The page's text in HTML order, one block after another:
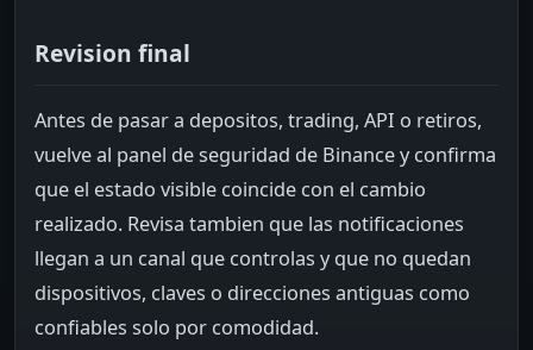
Revision final
Antes de pasar a depositos, trading, API o retiros,
vuelve al panel de seguridad de Binance y confirma
que el estado visible coincide con el cambio
realizado. Revisa tambien que las notificaciones
llegan a un canal que controlas y que no quedan
dispositivos, claves o direcciones antiguas como
confiables solo por comodidad.